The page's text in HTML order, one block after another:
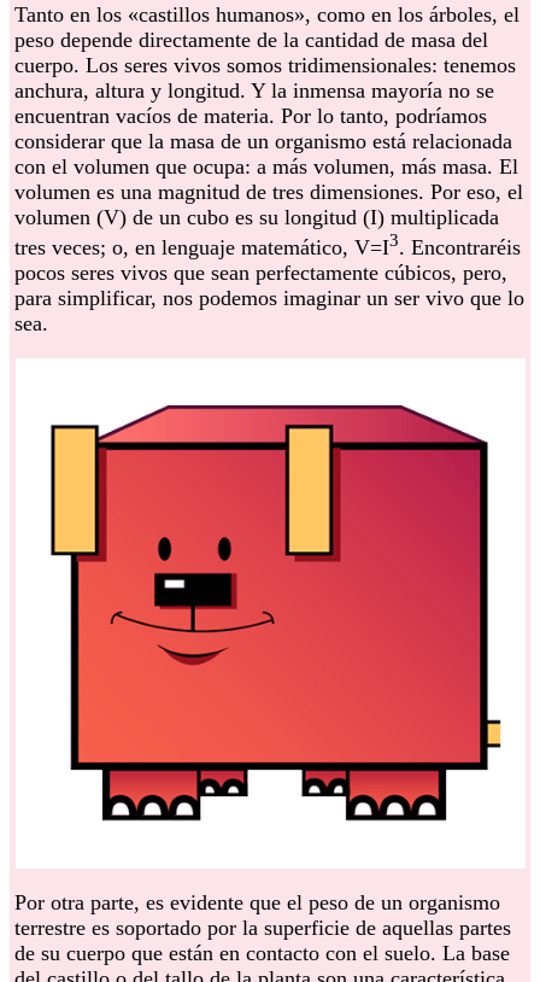
Tanto en los «castillos humanos», como en los árboles, el
peso depende directamente de la cantidad de masa del
cuerpo. Los seres vivos somos tridimensionales: tenemos
anchura, altura y longitud. Y la inmensa mayoría no se
encuentran vacíos de materia. Por lo tanto, podríamos
considerar que la masa de un organismo está relacionada
con el volumen que ocupa: a más volumen, más masa. El
volumen es una magnitud de tres dimensiones. Por eso, el
volumen (V) de un cubo es su longitud (I) multiplicada
tres veces; o, en lenguaje matemático, V=I3. Encontraréis
pocos seres vivos que sean perfectamente cúbicos, pero,
para simplificar, nos podemos imaginar un ser vivo que lo
sea.
Por otra parte, es evidente que el peso de un organismo
terrestre es soportado por la superficie de aquellas partes
de su cuerpo que están en contacto con el suelo. La base